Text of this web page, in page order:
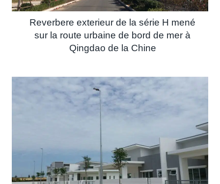
Reverbere exterieur de la série H mené
sur la route urbaine de bord de mer à
Qingdao de la Chine